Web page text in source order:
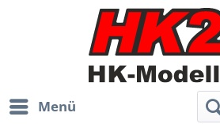
Menü